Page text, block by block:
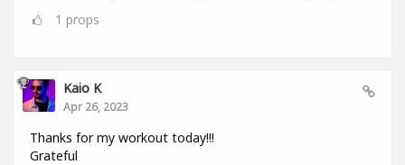
1 props
Kaio K
Apr 26, 2023
Thanks for my workout today!!!
Grateful